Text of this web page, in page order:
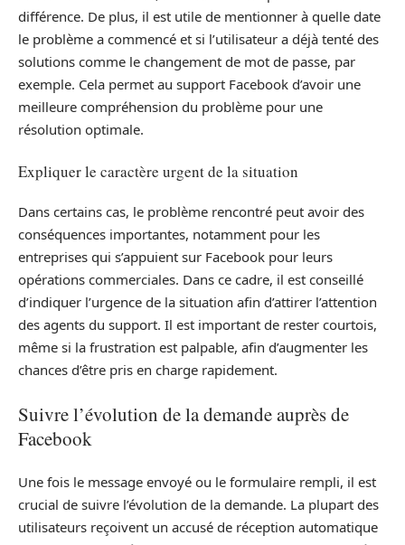
différence. De plus, il est utile de mentionner à quelle date
le problème a commencé et si l’utilisateur a déjà tenté des
solutions comme le changement de mot de passe, par
exemple. Cela permet au support Facebook d’avoir une
meilleure compréhension du problème pour une
résolution optimale.
Expliquer le caractère urgent de la situation
Dans certains cas, le problème rencontré peut avoir des
conséquences importantes, notamment pour les
entreprises qui s’appuient sur Facebook pour leurs
opérations commerciales. Dans ce cadre, il est conseillé
d’indiquer l’urgence de la situation afin d’attirer l’attention
des agents du support. Il est important de rester courtois,
même si la frustration est palpable, afin d’augmenter les
chances d’être pris en charge rapidement.
Suivre l’évolution de la demande auprès de
Facebook
Une fois le message envoyé ou le formulaire rempli, il est
crucial de suivre l’évolution de la demande. La plupart des
utilisateurs reçoivent un accusé de réception automatique